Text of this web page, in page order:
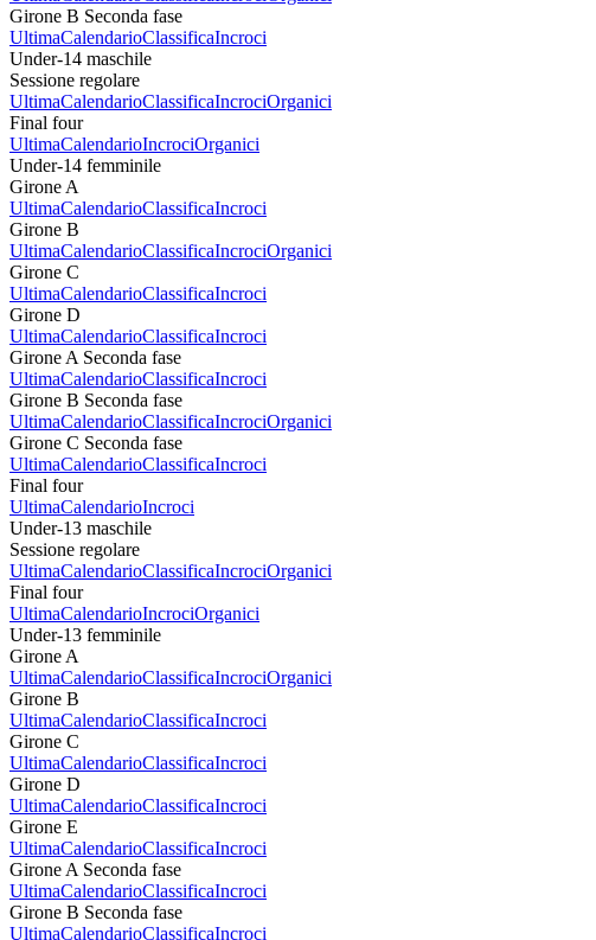
Girone B Seconda fase
UltimaCalendarioClassificaIncroci
Under-14 maschile
Sessione regolare
UltimaCalendarioClassificaIncrociOrganici
Final four
UltimaCalendarioIncrociOrganici
Under-14 femminile
Girone A
UltimaCalendarioClassificaIncroci
Girone B
UltimaCalendarioClassificaIncrociOrganici
Girone C
UltimaCalendarioClassificaIncroci
Girone D
UltimaCalendarioClassificaIncroci
Girone A Seconda fase
UltimaCalendarioClassificaIncroci
Girone B Seconda fase
UltimaCalendarioClassificaIncrociOrganici
Girone C Seconda fase
UltimaCalendarioClassificaIncroci
Final four
UltimaCalendarioIncroci
Under-13 maschile
Sessione regolare
UltimaCalendarioClassificaIncrociOrganici
Final four
UltimaCalendarioIncrociOrganici
Under-13 femminile
Girone A
UltimaCalendarioClassificaIncrociOrganici
Girone B
UltimaCalendarioClassificaIncroci
Girone C
UltimaCalendarioClassificaIncroci
Girone D
UltimaCalendarioClassificaIncroci
Girone E
UltimaCalendarioClassificaIncroci
Girone A Seconda fase
UltimaCalendarioClassificaIncroci
Girone B Seconda fase
UltimaCalendarioClassificaIncroci